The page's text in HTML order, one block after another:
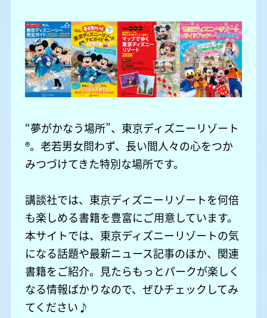
“夢がかなう場所”、東京ディズニーリゾート
®。老若男女問わず、長い間人々の心をつか
みつづけてきた特別な場所です。
講談社では、東京ディズニーリゾートを何倍
も楽しめる書籍を豊富にご用意しています。
本サイトでは、東京ディズニーリゾートの気
になる話題や最新ニュース記事のほか、関連
書籍をご紹介。見たらもっとパークが楽しく
なる情報ばかりなので、ぜひチェックしてみ
てください♪